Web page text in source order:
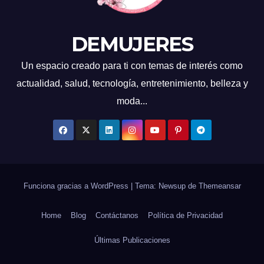
DEMUJERES
Un espacio creado para ti con temas de interés como
actualidad, salud, tecnología, entretenimiento, belleza y
moda...
Funciona gracias a WordPress Tema: Newsup de Themeansar
Home Blog Contáctanos Política de Privacidad
Últimas Publicaciones